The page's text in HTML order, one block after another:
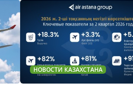
НОВОСТИ КАЗАХСТАНА